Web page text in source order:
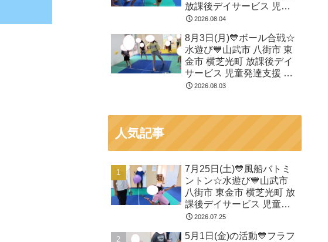
放課後デイサービス 児童
発達支援 運動療育
2026.08.04
8月3日(月)💙ボール合戦☆
水遊び💙山武市 八街市 東
金市 横芝光町 放課後デイ
サービス 児童発達支援 運
動療育
2026.08.03
人気記事
7月25日(土)💙風船バトミ
ントン☆水遊び💙山武市
八街市 東金市 横芝光町 放
課後デイサービス 児童発
達支援 運動療育
2026.07.25
5月1日(金)の活動💙フラフ